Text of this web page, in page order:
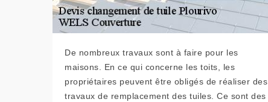
De nombreux travaux sont à faire pour les
maisons. En ce qui concerne les toits, les
propriétaires peuvent être obligés de réaliser des
travaux de remplacement des tuiles. Ce sont des